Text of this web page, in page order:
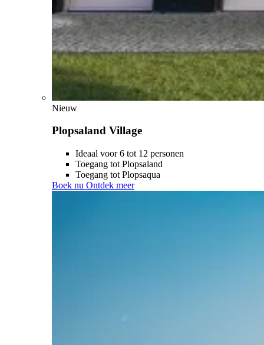
Nieuw
Plopsaland Village
Ideaal voor 6 tot 12 personen
Toegang tot Plopsaland
Toegang tot Plopsaqua
Boek nu Ontdek meer